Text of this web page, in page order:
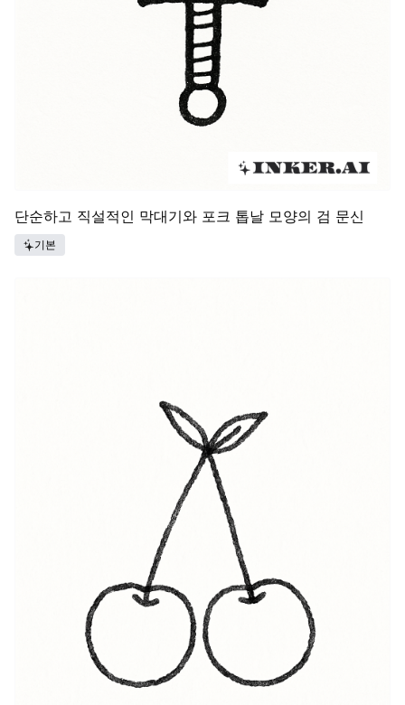
단순하고 직설적인 막대기와 포크 톱날 모양의 검 문신
기본